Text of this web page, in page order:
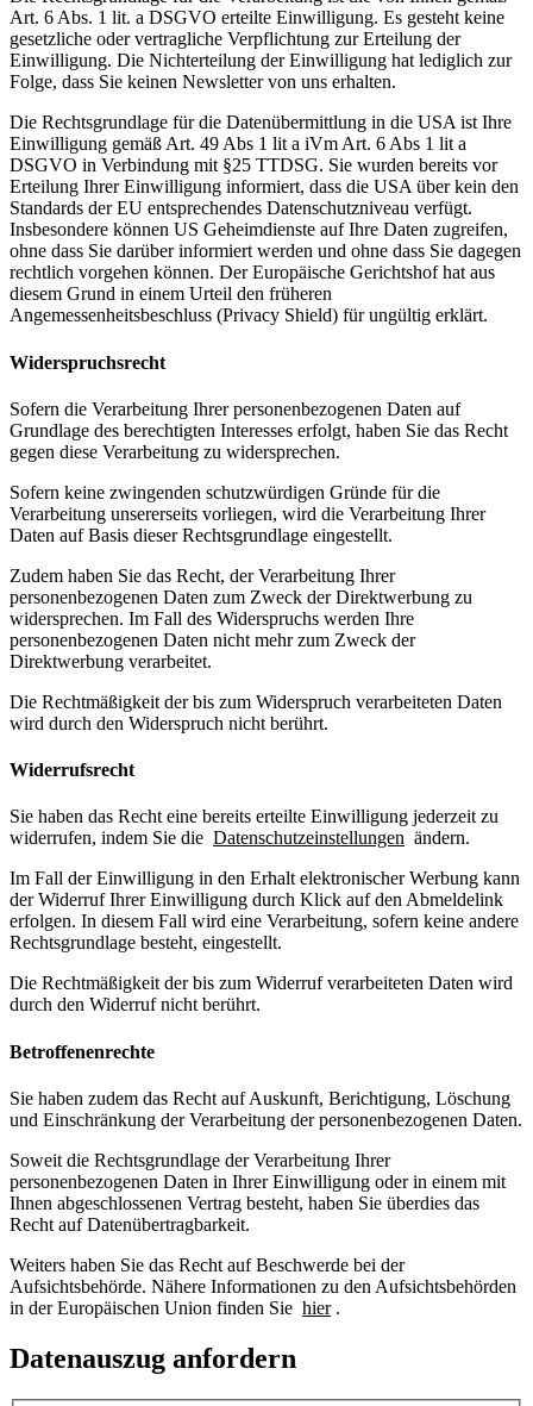
Art. 6 Abs. 1 lit. a DSGVO erteilte Einwilligung. Es gesteht keine
gesetzliche oder vertragliche Verpflichtung zur Erteilung der
Einwilligung. Die Nichterteilung der Einwilligung hat lediglich zur
Folge, dass Sie keinen Newsletter von uns erhalten.
Die Rechtsgrundlage für die Datenübermittlung in die USA ist Ihre
Einwilligung gemäß Art. 49 Abs 1 lit a iVm Art. 6 Abs 1 lit a
DSGVO in Verbindung mit §25 TTDSG. Sie wurden bereits vor
Erteilung Ihrer Einwilligung informiert, dass die USA über kein den
Standards der EU entsprechendes Datenschutzniveau verfügt.
Insbesondere können US Geheimdienste auf Ihre Daten zugreifen,
ohne dass Sie darüber informiert werden und ohne dass Sie dagegen
rechtlich vorgehen können. Der Europäische Gerichtshof hat aus
diesem Grund in einem Urteil den früheren
Angemessenheitsbeschluss (Privacy Shield) für ungültig erklärt.
Widerspruchsrecht
Sofern die Verarbeitung Ihrer personenbezogenen Daten auf
Grundlage des berechtigten Interesses erfolgt, haben Sie das Recht
gegen diese Verarbeitung zu widersprechen.
Sofern keine zwingenden schutzwürdigen Gründe für die
Verarbeitung unsererseits vorliegen, wird die Verarbeitung Ihrer
Daten auf Basis dieser Rechtsgrundlage eingestellt.
Zudem haben Sie das Recht, der Verarbeitung Ihrer
personenbezogenen Daten zum Zweck der Direktwerbung zu
widersprechen. Im Fall des Widerspruchs werden Ihre
personenbezogenen Daten nicht mehr zum Zweck der
Direktwerbung verarbeitet.
Die Rechtmäßigkeit der bis zum Widerspruch verarbeiteten Daten
wird durch den Widerspruch nicht berührt.
Widerrufsrecht
Sie haben das Recht eine bereits erteilte Einwilligung jederzeit zu
widerrufen, indem Sie die Datenschutzeinstellungen ändern.
Im Fall der Einwilligung in den Erhalt elektronischer Werbung kann
der Widerruf Ihrer Einwilligung durch Klick auf den Abmeldelink
erfolgen. In diesem Fall wird eine Verarbeitung, sofern keine andere
Rechtsgrundlage besteht, eingestellt.
Die Rechtmäßigkeit der bis zum Widerruf verarbeiteten Daten wird
durch den Widerruf nicht berührt.
Betroffenenrechte
Sie haben zudem das Recht auf Auskunft, Berichtigung, Löschung
und Einschränkung der Verarbeitung der personenbezogenen Daten.
Soweit die Rechtsgrundlage der Verarbeitung Ihrer
personenbezogenen Daten in Ihrer Einwilligung oder in einem mit
Ihnen abgeschlossenen Vertrag besteht, haben Sie überdies das
Recht auf Datenübertragbarkeit.
Weiters haben Sie das Recht auf Beschwerde bei der
Aufsichtsbehörde. Nähere Informationen zu den Aufsichtsbehörden
in der Europäischen Union finden Sie hier .
Datenauszug anfordern